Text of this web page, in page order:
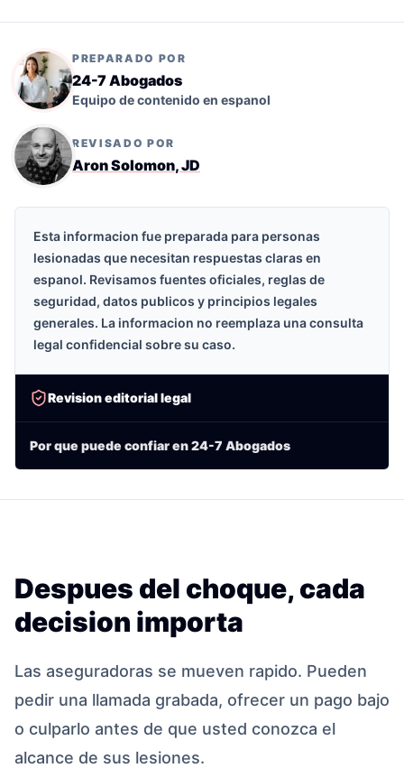
PREPARADO POR
24-7 Abogados
Equipo de contenido en espanol
REVISADO POR
Aron Solomon, JD
Esta informacion fue preparada para personas
lesionadas que necesitan respuestas claras en
espanol. Revisamos fuentes oficiales, reglas de
seguridad, datos publicos y principios legales
generales. La informacion no reemplaza una consulta
legal confidencial sobre su caso.
Revision editorial legal
Por que puede confiar en 24-7 Abogados
Despues del choque, cada
decision importa
Las aseguradoras se mueven rapido. Pueden
pedir una llamada grabada, ofrecer un pago bajo
o culparlo antes de que usted conozca el
alcance de sus lesiones.